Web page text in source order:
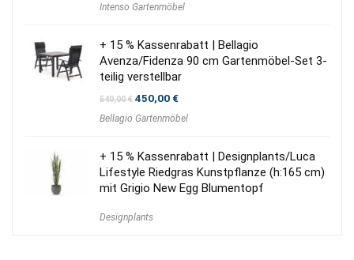
war:
ist:
Intenso Gartenmöbel
+ 15 % Kassenrabatt | Bellagio
Avenza/Fidenza 90 cm Gartenmöbel-Set 3-
teilig verstellbar
540,00€ Ursprünglicher
war:
450,00€Aktueller
ist:
Bellagio Gartenmöbel
+ 15 % Kassenrabatt | Designplants/Luca
Lifestyle Riedgras Kunstpflanze (h:165 cm)
mit Grigio New Egg Blumentopf
Designplants